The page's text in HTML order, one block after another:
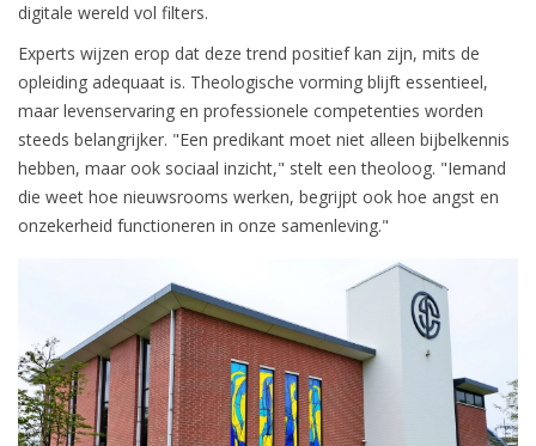
digitale wereld vol filters.
Experts wijzen erop dat deze trend positief kan zijn, mits de
opleiding adequaat is. Theologische vorming blijft essentieel,
maar levenservaring en professionele competenties worden
steeds belangrijker. "Een predikant moet niet alleen bijbelkennis
hebben, maar ook sociaal inzicht," stelt een theoloog. "Iemand
die weet hoe nieuwsrooms werken, begrijpt ook hoe angst en
onzekerheid functioneren in onze samenleving."